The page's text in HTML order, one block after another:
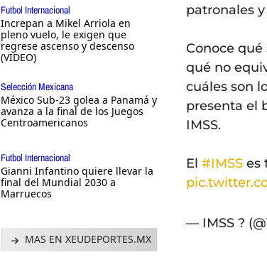
Futbol Internacional
Increpan a Mikel Arriola en
pleno vuelo, le exigen que
regrese ascenso y descenso
(VIDEO)
Selección Mexicana
México Sub-23 golea a Panamá y
avanza a la final de los Juegos
Centroamericanos
Futbol Internacional
Gianni Infantino quiere llevar la
final del Mundial 2030 a
Marruecos
MAS EN XEUDEPORTES.MX
patronales
Conoce qué
qué no
cuáles son
presenta el
IMSS.
El #IMSSes
— IMSS ?